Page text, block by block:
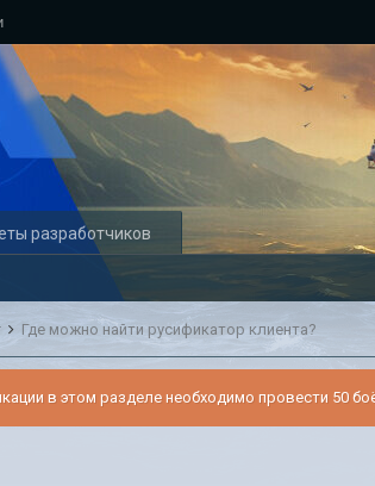
разработчиков
Где можно найти русификатор клиента?
в этом разделе необходимо провести 50